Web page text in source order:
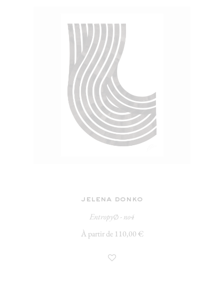
jelena donko
Entropy∅ - no4
À partir de 110,00 €